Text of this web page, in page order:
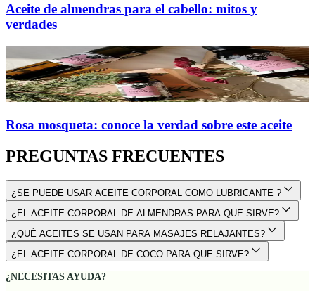
Aceite de almendras para el cabello: mitos y
verdades
Rosa mosqueta: conoce la verdad sobre este aceite
PREGUNTAS FRECUENTES
¿SE PUEDE USAR ACEITE CORPORAL COMO LUBRICANTE ?
¿EL ACEITE CORPORAL DE ALMENDRAS PARA QUE SIRVE?
¿QUÉ ACEITES SE USAN PARA MASAJES RELAJANTES?
¿EL ACEITE CORPORAL DE COCO PARA QUE SIRVE?
¿NECESITAS AYUDA?